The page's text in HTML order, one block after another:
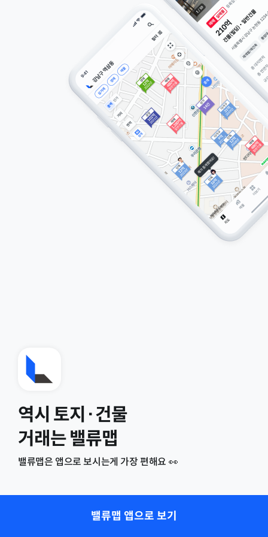
역시 토지·건물
거래는 밸류맵
밸류맵은 앱으로 보시는게 가장 편해요 👀
밸류맵 앱으로 보기